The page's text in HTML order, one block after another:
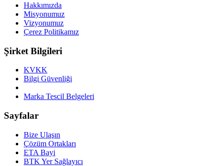
Hakkımızda
Misyonumuz
Vizyonumuz
Çerez Politikamız
Şirket Bilgileri
KVKK
Bilgi Güvenliği
Marka Tescil Belgeleri
Sayfalar
Bize Ulaşın
Çözüm Ortakları
ETA Bayi
BTK Yer Sağlayıcı